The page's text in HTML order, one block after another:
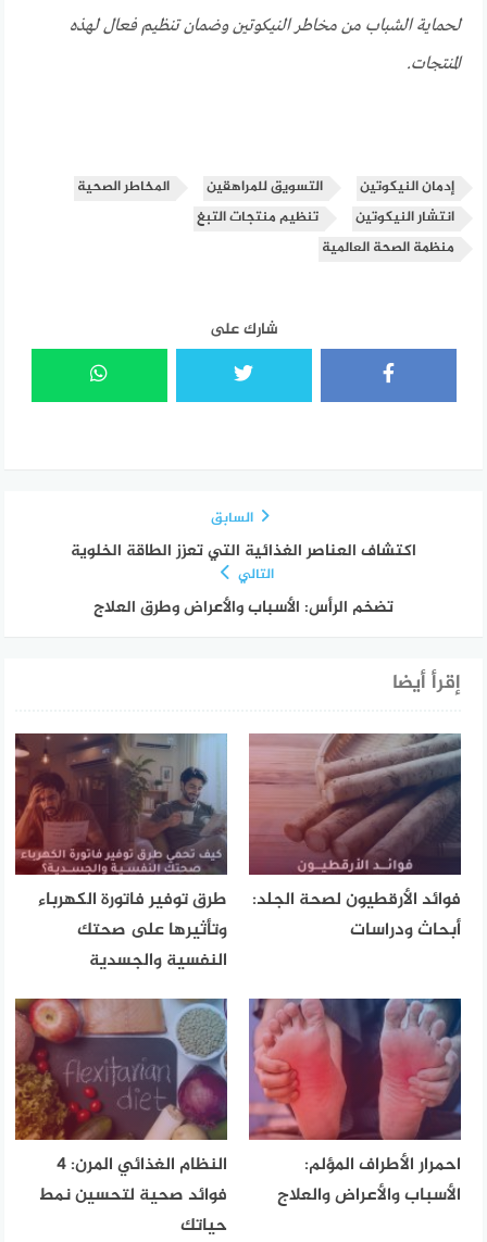
لحماية الشباب من مخاطر النيكوتين وضمان تنظيم فعال لهذه
المنتجات.
إدمان النيكوتين التسويق للمراهقين
المخاطر الصحية
انتشار النيكوتين
تنظيم منتجات التبغ
منظمة الصحة العالمية
شارك على
السابق
اكتشاف العناصر الغذائية التي تعزز الطاقة الخلوية
التالي
تضخم الرأس: الأسباب والأعراض وطرق العلاج
إقرأ أيضا
فوائد الأرقطيون لصحة الجلد:
أبحاث ودراسات
طرق توفير فاتورة الكهرباء
وتأثيرها على صحتك
النفسية والجسدية
احمرار الأطراف المؤلم:
الأسباب والأعراض والعلاج
النظام الغذائي المرن: 4
فوائد صحية لتحسين نمط
حياتك